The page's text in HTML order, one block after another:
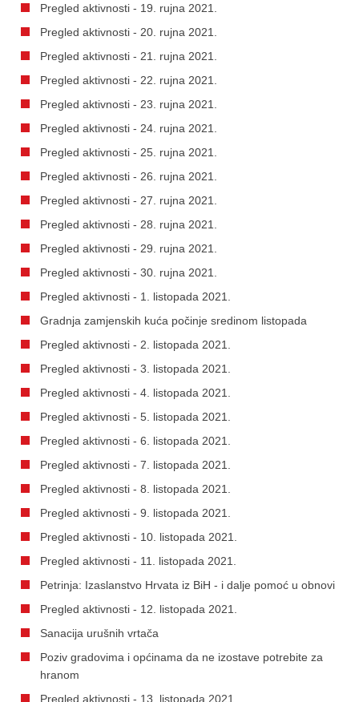
Pregled aktivnosti - 19. rujna 2021.
Pregled aktivnosti - 20. rujna 2021.
Pregled aktivnosti - 21. rujna 2021.
Pregled aktivnosti - 22. rujna 2021.
Pregled aktivnosti - 23. rujna 2021.
Pregled aktivnosti - 24. rujna 2021.
Pregled aktivnosti - 25. rujna 2021.
Pregled aktivnosti - 26. rujna 2021.
Pregled aktivnosti - 27. rujna 2021.
Pregled aktivnosti - 28. rujna 2021.
Pregled aktivnosti - 29. rujna 2021.
Pregled aktivnosti - 30. rujna 2021.
Pregled aktivnosti - 1. listopada 2021.
Gradnja zamjenskih kuća počinje sredinom listopada
Pregled aktivnosti - 2. listopada 2021.
Pregled aktivnosti - 3. listopada 2021.
Pregled aktivnosti - 4. listopada 2021.
Pregled aktivnosti - 5. listopada 2021.
Pregled aktivnosti - 6. listopada 2021.
Pregled aktivnosti - 7. listopada 2021.
Pregled aktivnosti - 8. listopada 2021.
Pregled aktivnosti - 9. listopada 2021.
Pregled aktivnosti - 10. listopada 2021.
Pregled aktivnosti - 11. listopada 2021.
Petrinja: Izaslanstvo Hrvata iz BiH - i dalje pomoć u obnovi
Pregled aktivnosti - 12. listopada 2021.
Sanacija urušnih vrtača
Poziv gradovima i općinama da ne izostave potrebite za
hranom
Pregled aktivnosti - 13. listopada 2021.